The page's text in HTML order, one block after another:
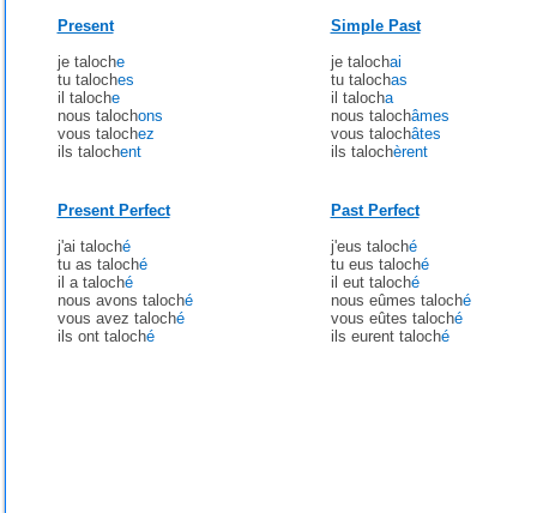
Present
je taloche
tu taloches
il taloche
nous talochons
vous talochez
ils talochent
Simple Past
je talochai
tu talochas
il talocha
nous talochâmes
vous talochâtes
ils talochèrent
Present Perfect
j'ai taloché
tu as taloché
il a taloché
nous avons taloché
vous avez taloché
ils ont taloché
Past Perfect
j'eus taloché
tu eus taloché
il eut taloché
nous eûmes taloché
vous eûtes taloché
ils eurent taloché